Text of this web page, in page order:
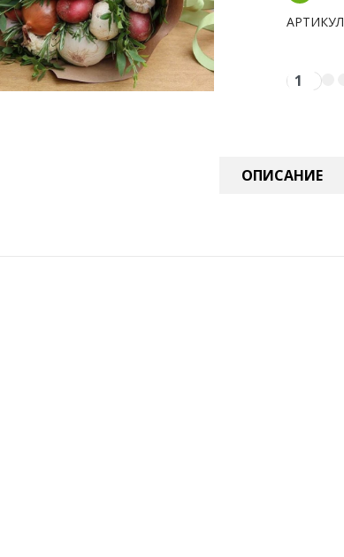
АРТИКУЛ
ОПИСАНИЕ